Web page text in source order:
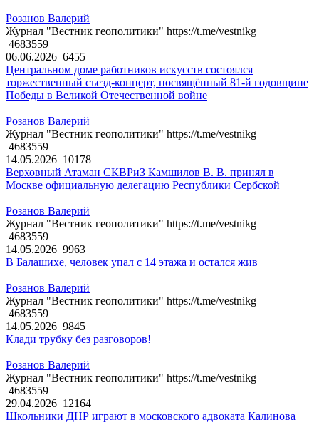
Розанов Валерий
Журнал "Вестник геополитики" https://t.me/vestnikg
4683559
06.06.2026 6455
Центральном доме работников искусств состоялся
торжественный съезд-концерт, посвящённый 81-й годовщине
Победы в Великой Отечественной войне
Розанов Валерий
Журнал "Вестник геополитики" https://t.me/vestnikg
4683559
14.05.2026 10178
Верховный Атаман СКВРиЗ Камшилов В. В. принял в
Москве официальную делегацию Республики Сербской
Розанов Валерий
Журнал "Вестник геополитики" https://t.me/vestnikg
4683559
14.05.2026 9963
В Балашихе, человек упал с 14 этажа и остался жив
Розанов Валерий
Журнал "Вестник геополитики" https://t.me/vestnikg
4683559
14.05.2026 9845
Клади трубку без разговоров!
Розанов Валерий
Журнал "Вестник геополитики" https://t.me/vestnikg
4683559
29.04.2026 12164
Школьники ДНР играют в московского адвоката Калинова